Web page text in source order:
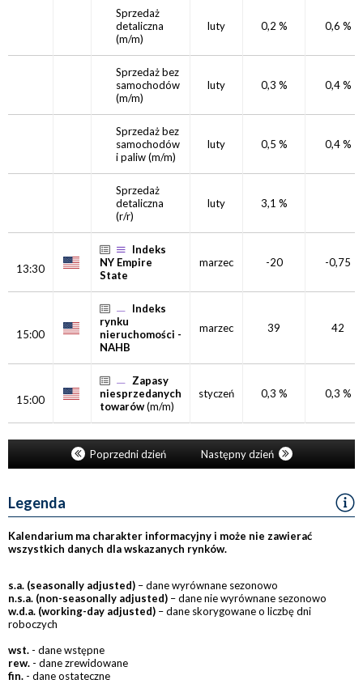
Sprzedaż
detaliczna
(m/m)
luty 0,2 % 0,6 %
Sprzedaż bez
samochodów
(m/m)
luty 0,3 % 0,4 %
Sprzedaż bez
samochodów
i paliw(m/m)
luty 0,5 % 0,4 %
Sprzedaż
detaliczna
(r/r)
luty 3,1 %
13:30
Indeks
NY Empire
State
marzec -20 -0,75
15:00
Indeks
rynku
nieruchomości -
NAHB
marzec 39 42
15:00
Zapasy
niesprzedanych
towarów(m/m)
styczeń 0,3 % 0,3 %
Poprzedni dzień Następny dzień
Legenda
Kalendarium ma charakter informacyjny i może nie zawierać
wszystkich danych dla wskazanych rynków.
s.a. (seasonally adjusted) – dane wyrównane sezonowo
n.s.a. (non-seasonally adjusted) – dane nie wyrównane sezonowo
w.d.a. (working-day adjusted) – dane skorygowane o liczbę dni
roboczych
wst. - dane wstępne
rew. - dane zrewidowane
fin. - dane ostateczne